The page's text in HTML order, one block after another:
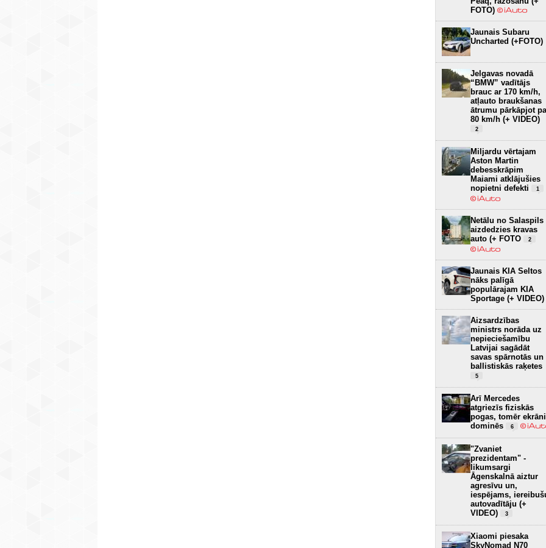
FOTO)
Jaunais Subaru
Uncharted (+FOTO)
Jelgavas novadā
“BMW” vadītājs
brauc ar 170 km/h,
atļauto braukšanas
ātrumu pārkāpjot
80 km/h (+ VIDEO)
2
Miljardu vērtajam
Aston Martin
debesskrāpim
Maiami atklājušies
nopietni defekti
1
Netālu no Salaspils
aizdedzies kravas
auto (+ FOTO
2
Jaunais KIA Seltos
nāks palīgā
populārajam KIA
Sportage (+ VIDEO)
Aizsardzības
ministrs norāda uz
nepieciešamību
Latvijai sagādāt
savas spārnotās un
ballistiskās raķetes
5
Arī Mercedes
atgriezīs fiziskās
pogas, tomēr ekrāni
dominēs
6
"Zvaniet
prezidentam" -
likumsargi
Āgenskalnā aiztur
agresīvu un,
iespējams,
autovadītāju (+
VIDEO)
3
Xiaomi piesaka
SkyNomad N70